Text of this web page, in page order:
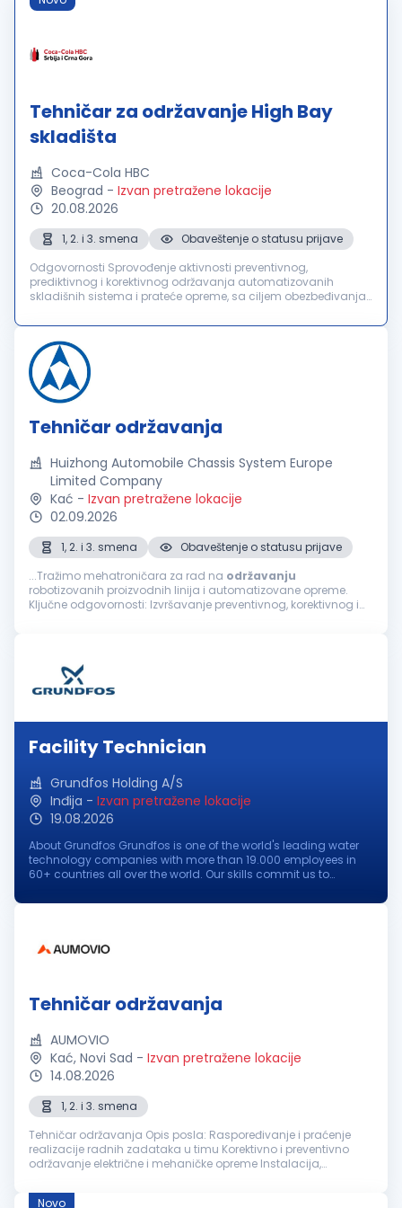
Tehničar za održavanje High Bay
skladišta
Coca-Cola HBC
Beograd - Izvan pretražene lokacije
20.08.2026
1, 2. i 3. smena
Obaveštenje o statusu prijave
Odgovornosti Sprovođenje aktivnosti preventivnog,
prediktivnog i korektivnog održavanja automatizovanih
skladišnih sistema i prateće opreme, sa ciljem obezbeđivanja
Pravovremena identifikacija i...
Tehničar održavanja
Huizhong Automobile Chassis System Europe
Limited Company
Kać - Izvan pretražene lokacije
02.09.2026
1, 2. i 3. smena
Obaveštenje o statusu prijave
...Tražimo mehatroničara za rad na održavanju
robotizovanih proizvodnih linija i automatizovane opreme.
Ključne odgovornosti: Izvršavanje preventivnog, korektivnog i
Facility Technician
Grundfos Holding A/S
Inđija - Izvan pretražene lokacije
19.08.2026
About Grundfos Grundfos is one of the world's leading water
technology companies with more than 19.000 employees in
60+ countries all over the world. Our skills commit us to
challenges and improve...
Tehničar održavanja
AUMOVIO
Kać, Novi Sad - Izvan pretražene lokacije
14.08.2026
1, 2. i 3. smena
Tehničar održavanja Opis posla: Raspoređivanje i praćenje
realizacije radnih zadataka u timu Korektivno i preventivno
održavanje električne i mehaničke opreme Instalacija,
Dokumentovanje održavanj...
Novo